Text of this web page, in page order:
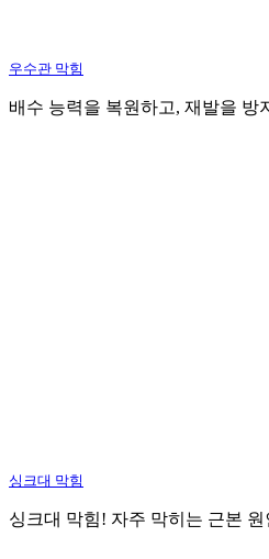
우수관 막힘
배수 능력을 복원하고, 재발을 방
싱크대 막힘
싱크대 막힘! 자주 막히는 근본 원